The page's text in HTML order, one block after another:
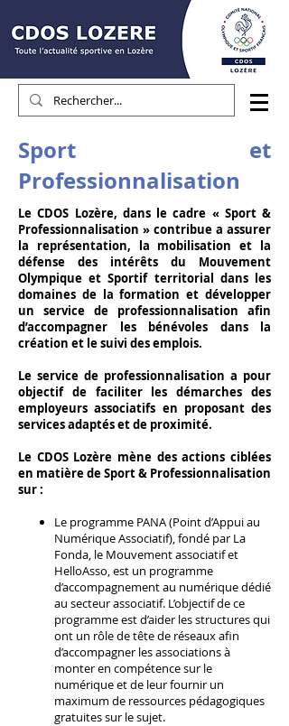
Sport et
Professionnalisation
Le CDOS Lozère, dans le cadre « Sport &
Professionnalisation » contribue a assurer
la représentation, la mobilisation et la
défense des intérêts du Mouvement
Olympique et Sportif territorial dans les
domaines de la formation et développer
un service de professionnalisation afin
d’accompagner les bénévoles dans la
création et le suivi des emplois.
Le service de professionnalisation a pour
objectif de faciliter les démarches des
employeurs associatifs en proposant des
services adaptés et de proximité.
Le CDOS Lozère mène des actions ciblées
en matière de Sport & Professionnalisation
sur :
Le programme PANA (Point d’Appui au
Numérique Associatif), fondé par La
Fonda, le Mouvement associatif et
HelloAsso, est un programme
d’accompagnement au numérique dédié
au secteur associatif. L’objectif de ce
programme est d’aider les structures qui
ont un rôle de tête de réseaux afin
d’accompagner les associations à
monter en compétence sur le
numérique et de leur fournir un
maximum de ressources pédagogiques
gratuites sur le sujet.